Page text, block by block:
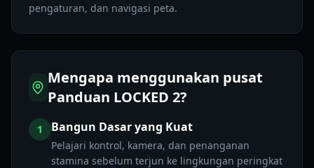
pengaturan, dan navigasi peta.
Mengapa menggunakan pusat
Panduan LOCKED 2?
1 Bangun Dasar yang Kuat
Pelajari kontrol, kamera, dan penanganan
stamina sebelum terjun ke lingkungan peringkat